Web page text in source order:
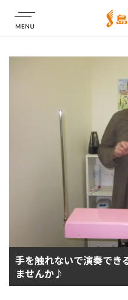
店舗情報
手を触れないで演奏でき
ませんか♪